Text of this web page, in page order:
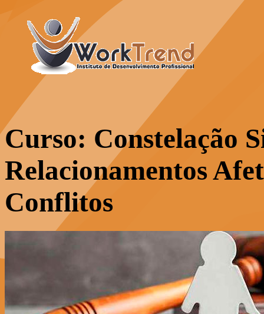
Curso: Constelação
Relacionamentos
Conflitos